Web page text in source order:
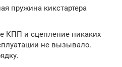
пружина кикстартера
КПП и сцепление никаких
не вызывало.